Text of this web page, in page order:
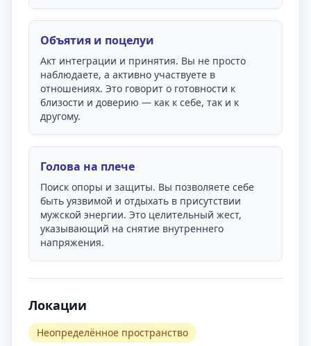
Объятия и поцелуи
Акт интеграции и принятия. Вы не просто
наблюдаете, а активно участвуете в
отношениях. Это говорит о готовности к
близости и доверию — как к себе, так и к
другому.
Голова на плече
Поиск опоры и защиты. Вы позволяете себе
быть уязвимой и отдыхать в присутствии
мужской энергии. Это целительный жест,
указывающий на снятие внутреннего
напряжения.
Локации
Неопределённое пространство